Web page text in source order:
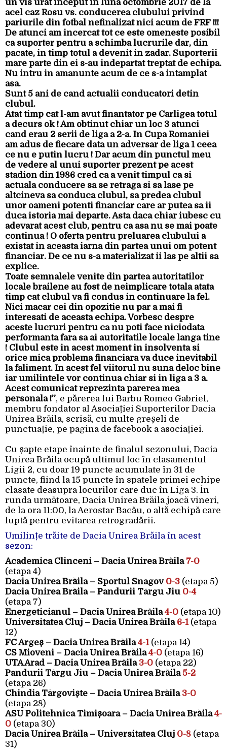
un vis urat inceput in luna octombrie 2017 de la
acel caz Rosu vs. conducerea clubului privind
pariurile din fotbal nefinalizat nici acum de FRF !!!
De atunci am incercat tot ce este omeneste posibil
ca suporter pentru a schimba lucrurile dar, din
pacate, in timp totul a devenit in zadar. Suporterii
mare parte din ei s-au indepartat treptat de echipa.
Nu intru in amanunte acum de ce s-a intamplat
asa.
Sunt 5 ani de cand actualii conducatori detin
clubul.
Atat timp cat l-am avut finantator pe Carligea totul
a decurs ok ! Am obtinut chiar un loc 3 atunci
cand erau 2 serii de liga a 2-a. In Cupa Romaniei
am adus de fiecare data un adversar de liga 1 ceea
ce nu e putin lucru ! Dar acum din punctul meu
de vedere al unui suporter prezent pe acest
stadion din 1986 cred ca a venit timpul ca si
actuala conducere sa se retraga si sa lase pe
altcineva sa conduca clubul, sa predea clubul
unor oameni potenti financiar care ar putea sa ii
duca istoria mai departe. Asta daca chiar iubesc cu
adevarat acest club, pentru ca asa nu se mai poate
continua ! O oferta pentru preluarea clubului a
existat in aceasta iarna din partea unui om potent
financiar. De ce nu s-a materializat ii las pe altii sa
explice.
Toate semnalele venite din partea autoritatilor
locale brailene au fost de neimplicare totala atata
timp cat clubul va fi condus in continuare la fel.
Nici macar cei din opozitie nu par a mai fi
interesati de aceasta echipa. Vorbesc despre
aceste lucruri pentru ca nu poti face niciodata
performanta fara sa ai autoritatile locale langa tine
! Clubul este in acest moment in insolventa si
orice mica problema financiara va duce inevitabil
la faliment. In acest fel viitorul nu suna deloc bine
iar umilintele vor continua chiar si in liga a 3 a.
Acest comunicat reprezinta parerea mea
personala !”, e părerea lui Barbu Romeo Gabriel,
membru fondator al Asociației Suporterilor Dacia
Unirea Brăila, scrisă, cu multe greșeli de
punctuație, pe pagina de facebook a asociației.
Cu șapte etape înainte de finalul sezonului, Dacia
Unirea Brăila ocupă ultimul loc în clasamentul
Ligii 2, cu doar 19 puncte acumulate în 31 de
puncte, fiind la 15 puncte în spatele primei echipe
clasate deasupra locurilor care duc în Liga 3. În
runda următoare, Dacia Unirea Brăila joacă vineri,
de la ora 11:00, la Aerostar Bacău, o altă echipă care
luptă pentru evitarea retrogradării.
Umilințe trăite de Dacia Unirea Brăila în acest
sezon:
Academica Clinceni – Dacia Unirea Brăila 7-0
(etapa 4)
Dacia Unirea Brăila – Sportul Snagov 0-3 (etapa 5)
Dacia Unirea Brăila – Pandurii Târgu Jiu 0-4
(etapa 7)
Energeticianul – Dacia Unirea Brăila4-0 (etapa 10)
Universitatea Cluj – Dacia Unirea Brăila 6-1(etapa
12)
FC Argeș – Dacia Unirea Brăila4-1 (etapa 14)
CS Mioveni – Dacia Unirea Brăila4-0 (etapa 16)
UTA Arad – Dacia Unirea Brăila3-0 (etapa 22)
Pandurii Târgu Jiu – Dacia Unirea Brăila5-2
(etapa 26)
Chindia Târgoviște – Dacia Unirea Brăila 3-0
(etapa 28)
ASU Politehnica Timișoara – Dacia Unirea Brăila4-
0 (etapa 30)
Dacia Unirea Brăila – Universitatea Cluj 0-8 (etapa
31)